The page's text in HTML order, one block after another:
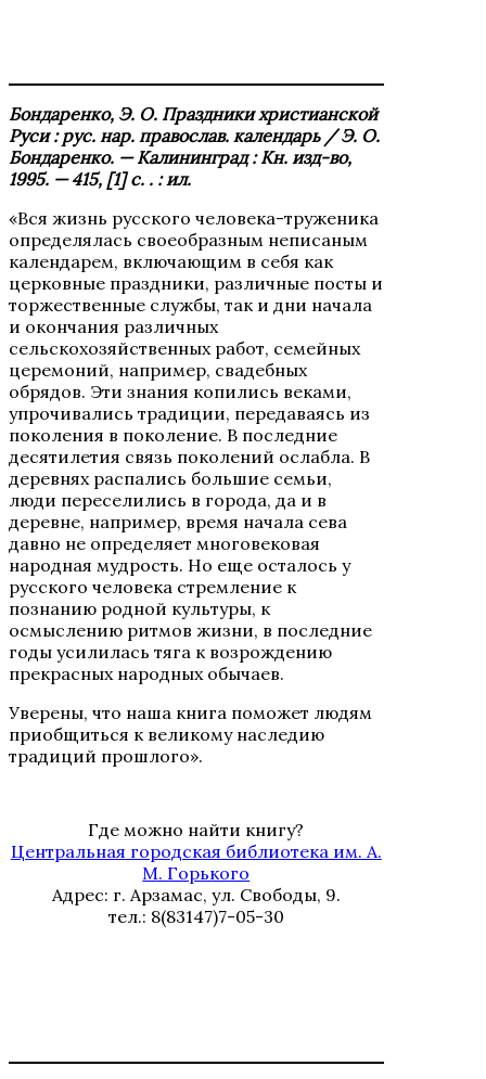
Бондаренко, Э. О. Праздники христианской
Руси : рус. нар. православ. календарь / Э. О.
Бондаренко. — Калининград : Кн. изд-во,
1995. — 415, [1] c. . : ил.
«Вся жизнь русского человека-труженика
определялась своеобразным неписаным
календарем, включающим в себя как
церковные праздники, различные посты и
торжественные службы, так и дни начала
и окончания различных
сельскохозяйственных работ, семейных
церемоний, например, свадебных
обрядов. Эти знания копились веками,
упрочивались традиции, передаваясь из
поколения в поколение. В последние
десятилетия связь поколений ослабла. В
деревнях распались большие семьи,
люди переселились в города, да и в
деревне, например, время начала сева
давно не определяет многовековая
народная мудрость. Но еще осталось у
русского человека стремление к
познанию родной культуры, к
осмыслению ритмов жизни, в последние
годы усилилась тяга к возрождению
прекрасных народных обычаев.
Уверены, что наша книга поможет людям
приобщиться к великому наследию
традиций прошлого».
Где можно найти книгу?
Центральная городская библиотека им. А.
М. Горького
Адрес: г. Арзамас, ул. Свободы, 9.
тел.: 8(83147)7-05-30